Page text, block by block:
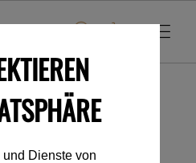
Seilrollen
Dienste von